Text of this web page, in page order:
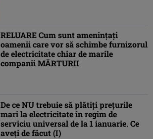
RELUARE Cum sunt amenințați
oamenii care vor să schimbe furnizorul
de electricitate chiar de marile
companii MĂRTURII
De ce NU trebuie să plătiți prețurile
mari la electricitate în regim de
serviciu universal de la 1 ianuarie. Ce
aveți de făcut (I)